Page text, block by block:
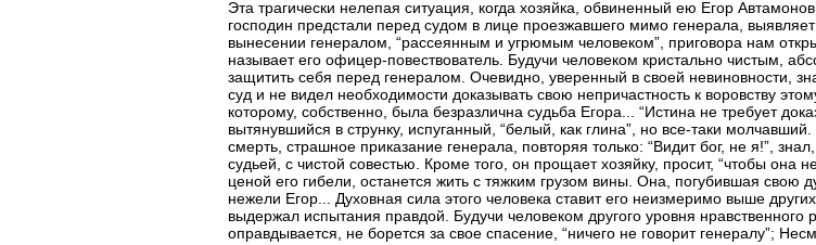
Эта трагически нелепая ситуация, когда хозяйка, обвиненный ею Егор
господин предстали перед судом в лице проезжавшего мимо генерала,
вынесении генералом, “рассеянным и угрюмым человеком”, приговора нам
называет его офицер-повествователь. Будучи человеком кристально чистым,
защитить себя перед генералом. Очевидно, уверенный в своей невиновности,
суд и не видел необходимости доказывать свою непричастность к воровству
которому, собственно, была безразлична судьба Егора... “Истина не требует
вытянувшийся в струнку, испуганный, “белый, как глина”, но все-таки
смерть, страшное приказание генерала, повторяя только: “Видит бог, не я!”,
судьей, с чистой совестью. Кроме того, он прощает хозяйку, просит, “чтобы
ценой его гибели, останется жить с тяжким грузом вины. Она, погубившая свою
нежели Егор... Духовная сила этого человека ставит его неизмеримо выше
выдержал испытания правдой. Будучи человеком другого уровня
оправдывается, не борется за свое спасение, “ничего не говорит генералу”;